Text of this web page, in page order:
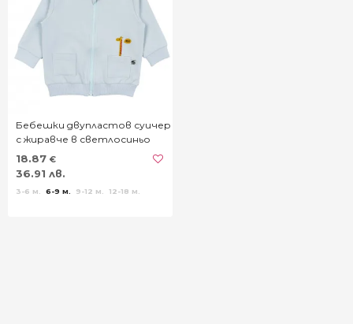
Бебешки двупластов суичер
с жиравче в светлосиньо
18.87 €
36.91 лв.
3-6 м. 6-9 м. 9-12 м. 12-18 м.